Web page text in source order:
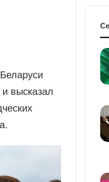
и высказал